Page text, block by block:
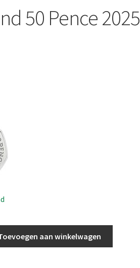
50 Pence 2025
aan winkelwagen